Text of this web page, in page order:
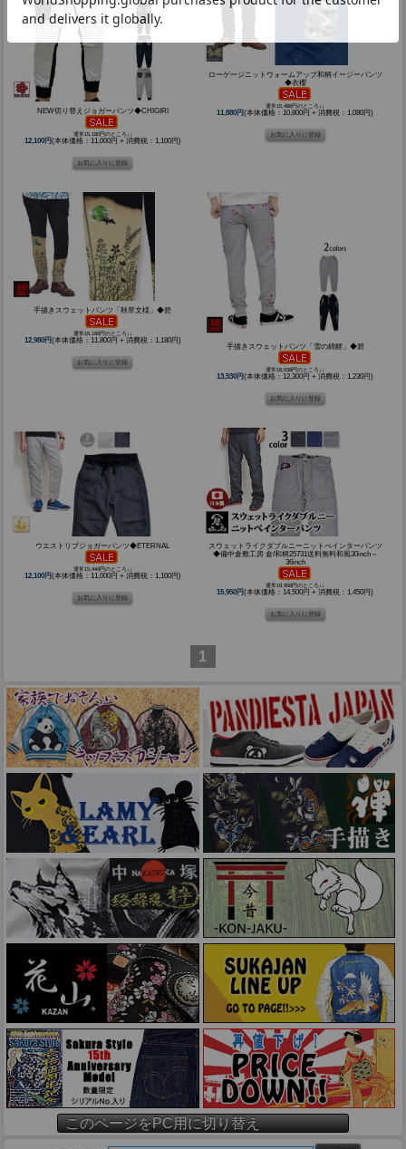
NEW切り替えジョガーパンツ◆CHIGIRI
通常15,180円のところ↓↓
12,100円(本体価格：11,000円 + 消費税：1,100円)
ローゲージニットウォームアップ和柄イージーパンツ
◆衣櫻
通常15,488円のところ↓↓
11,880円(本体価格：10,800円 + 消費税：1,080円)
手描きスウェットパンツ「秋草文様」◆碧
通常15,180円のところ↓↓
12,980円(本体価格：11,800円 + 消費税：1,180円)
手描きスウェットパンツ「雪の錦鯉」◆碧
通常16,038円のところ↓↓
13,530円(本体価格：12,300円 + 消費税：1,230円)
ウエストリブジョガーパンツ◆ETERNAL
通常15,444円のところ↓↓
12,100円(本体価格：11,000円 + 消費税：1,100円)
スウェットライクダブルニーニットぺインターパンツ
◆備中倉敷工房 倉/和柄25731送料無料和風30inch～
36inch
通常19,958円のところ↓↓
15,950円(本体価格：14,500円 + 消費税：1,450円)
1
このページをPC用に切り替え